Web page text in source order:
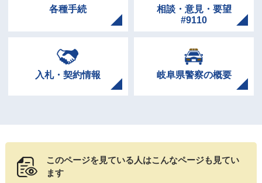
各種手続
相談・意見・要望
#9110
入札・契約情報 岐阜県警察の概要
このページを見ている人はこんなページも見てい
ます